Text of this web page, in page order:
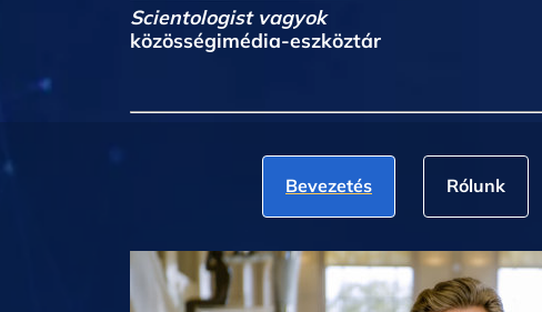
Scientologist vagyok
közösségimédia-eszköztár
Bevezetés Rólunk